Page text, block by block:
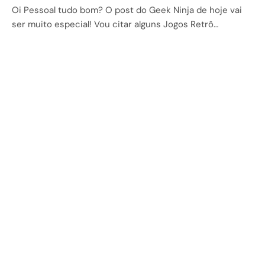
Oi Pessoal tudo bom? O post do Geek Ninja de hoje vai
ser muito especial! Vou citar alguns Jogos Retrô…